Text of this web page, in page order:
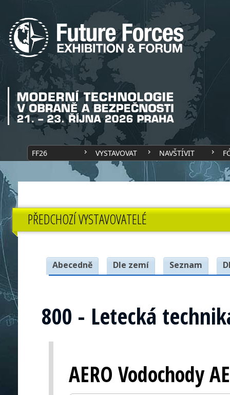
FF26 VYSTAVOVAT NAVŠTÍVIT
PŘEDCHOZÍ VYSTAVOVATELÉ
Abecedně Dle zemí Seznam
800 - Letecká
AERO Vodochody